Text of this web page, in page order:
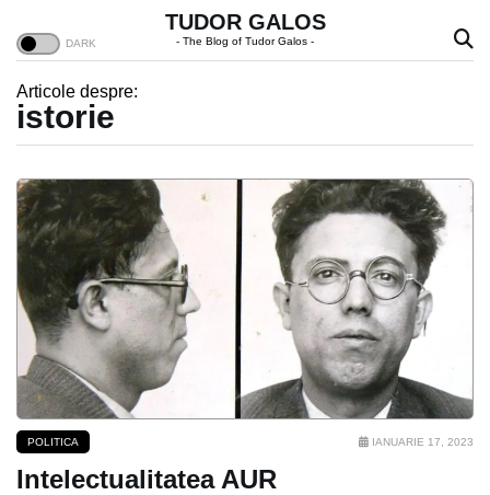
TUDOR GALOS
- The Blog of Tudor Galos -
Articole despre:
istorie
POLITICA IANUARIE 17, 2023
Intelectualitatea AUR